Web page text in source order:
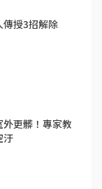
傳授3招解除
更髒！專家教
汙